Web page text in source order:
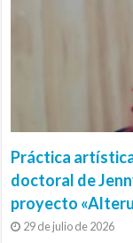
Práctica
doctoral de
proyecto
29 de julio de 2026